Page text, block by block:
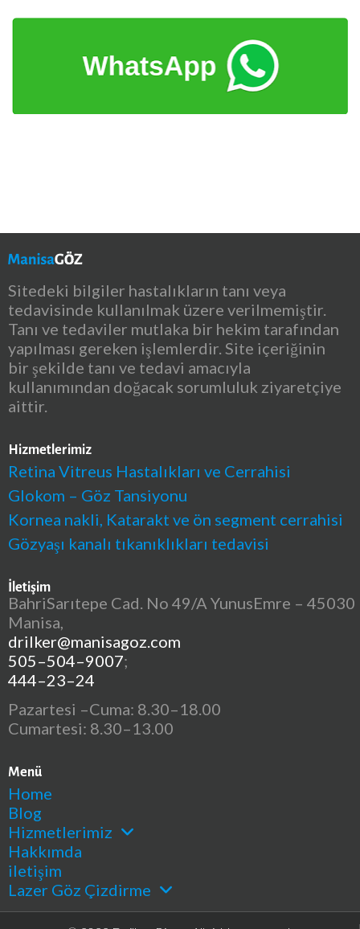
Sitedeki bilgiler hastalıkların tanı veya
tedavisinde kullanılmak üzere verilmemiştir.
Tanı ve tedaviler mutlaka bir hekim tarafından
yapılması gereken işlemlerdir. Site içeriğinin
bir şekilde tanı ve tedavi amacıyla
kullanımından doğacak sorumluluk ziyaretçiye
aittir.
Hizmetlerimiz
Retina Vitreus Hastalıkları ve Cerrahisi
Glokom – Göz Tansiyonu
Kornea nakli, Katarakt ve ön segment cerrahisi
Gözyaşı kanalı tıkanıklıkları tedavisi
İletişim
BahriSarıtepe Cad. No 49/A YunusEmre – 45030
Manisa,
drilker@manisagoz.com
505–504–9007;
444–23–24
Pazartesi –Cuma: 8.30–18.00
Cumartesi: 8.30–13.00
Menü
Home
Blog
Hizmetlerimiz
Hakkımda
iletişim
Lazer Göz Çizdirme